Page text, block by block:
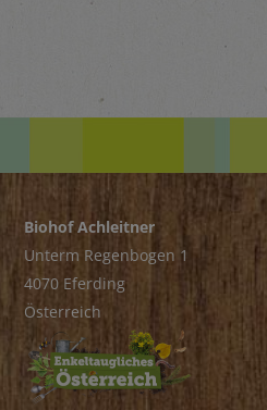
Biohof Achleitner
Unterm Regenbogen 1
4070 Eferding
Österreich